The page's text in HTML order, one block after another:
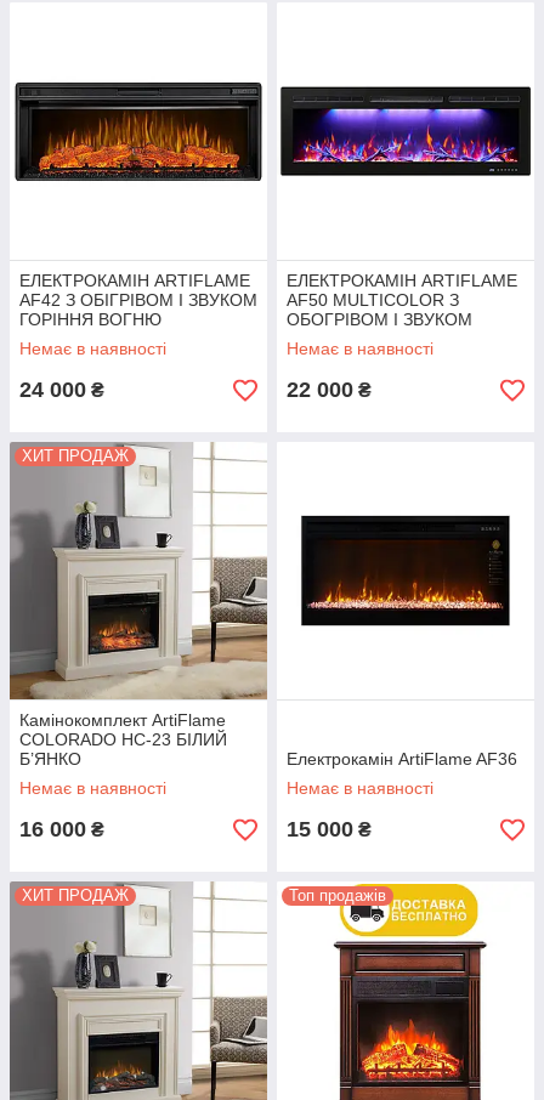
ЕЛЕКТРОКАМІН ARTIFLAME
AF42 З ОБІГРІВОМ І ЗВУКОМ
ГОРІННЯ ВОГНЮ
Немає в наявності
24 000 ₴
ЕЛЕКТРОКАМІН ARTIFLAME
AF50 MULTICOLOR З
ОБОГРІВОМ І ЗВУКОМ
ГОРЕННЯ ОГНЯ
Немає в наявності
22 000 ₴
ХИТ ПРОДАЖ
Камінокомплект ArtiFlame
COLORADO HC-23 БІЛИЙ
Б’ЯНКО
Немає в наявності
16 000 ₴
Електрокамін ArtiFlame AF36
Немає в наявності
15 000 ₴
ХИТ ПРОДАЖ Топ продажів